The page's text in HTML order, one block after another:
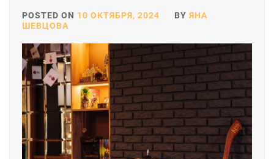
POSTED ON 10 ОКТЯБРЯ, 2024 BY ЯНА
ШЕВЦОВА